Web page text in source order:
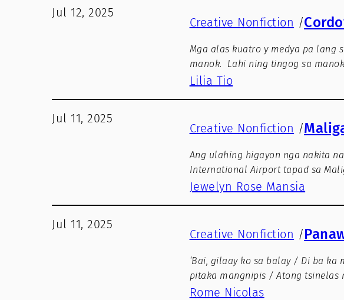
Jul 12, 2025
Creative Nonfiction /
Mga alas kuatro y medya pa lang
manok. Lahi ning tingog sa
Lilia Tio
Jul 11, 2025
Creative Nonfiction /
Ang ulahing higayon nga nakita
International Airport tapad sa
Jewelyn Rose Mansia
Jul 11, 2025
Creative Nonfiction /
‘Bai, gilaay ko sa balay / Di ba
pitaka mangnipis / Atong tsinelas
Rome Nicolas